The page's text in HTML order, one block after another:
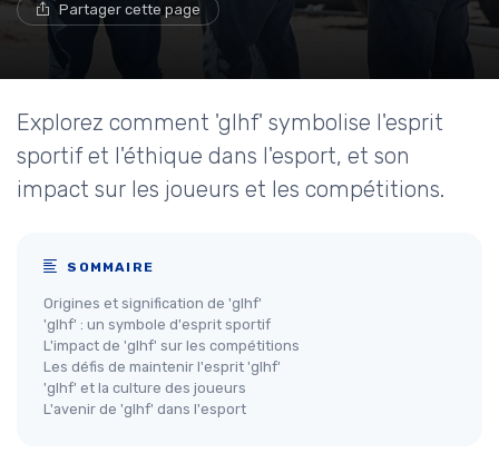
Partager cette page
Explorez comment 'glhf' symbolise l'esprit
sportif et l'éthique dans l'esport, et son
impact sur les joueurs et les compétitions.
SOMMAIRE
Origines et signification de 'glhf'
'glhf' : un symbole d'esprit sportif
L'impact de 'glhf' sur les compétitions
Les défis de maintenir l'esprit 'glhf'
'glhf' et la culture des joueurs
L'avenir de 'glhf' dans l'esport